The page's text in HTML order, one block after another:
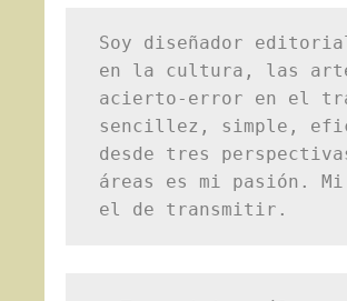
Soy diseñador
en la cultura, las
acierto-error en el
sencillez, simple,
desde tres
áreas es mi pasión.
el de transmitir.